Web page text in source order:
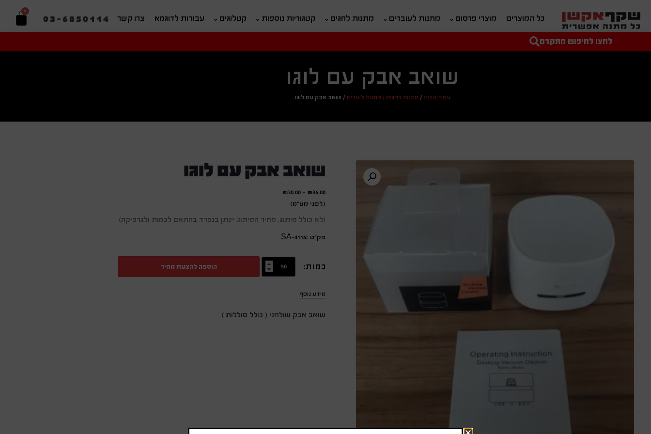
כל המוצרים מוצרי פרסום מתנות לעובדים מתנות לחגים קטגוריות נוספות קטלוגים עבודות לדוגמא צרו קשר 03-6850114
0
טקסט חופשי לחיפוש מחיר מיני'לחצו לחיפוש מתקדם
שואב אבק עם לוגו
עמוד הבית / מתנות לחגים | מתנות לועדים / שואב אבק עם לוגו
שואב אבק עם לוגו
₪36.00
-
₪30.00
(לפני מע"מ)
(לא כולל מיתוג, מחיר המיתוג יינתן בנפרד בהתאם לכמות ולגרפיקה)
מק״ט :SA-4116
כמות: הוספה להצעת מחיר
מידע נוסף
שואב אבק שולחני ( כולל סוללות )